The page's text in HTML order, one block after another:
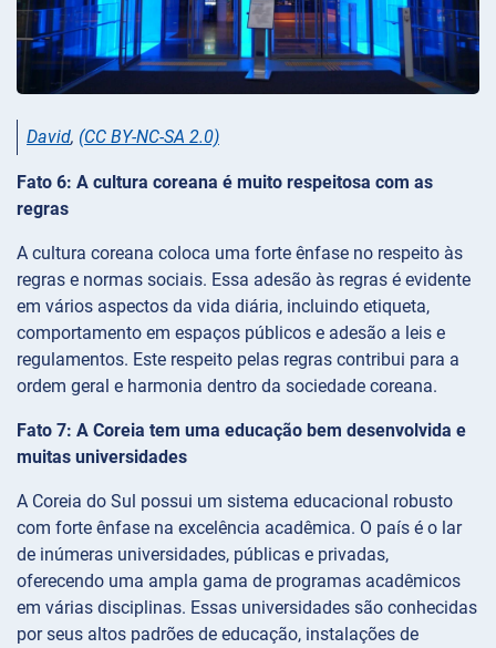
David, (CC BY-NC-SA 2.0)
Fato 6: A cultura coreana é muito respeitosa com as
regras
A cultura coreana coloca uma forte ênfase no respeito às
regras e normas sociais. Essa adesão às regras é evidente
em vários aspectos da vida diária, incluindo etiqueta,
comportamento em espaços públicos e adesão a leis e
regulamentos. Este respeito pelas regras contribui para a
ordem geral e harmonia dentro da sociedade coreana.
Fato 7: A Coreia tem uma educação bem desenvolvida e
muitas universidades
A Coreia do Sul possui um sistema educacional robusto
com forte ênfase na excelência acadêmica. O país é o lar
de inúmeras universidades, públicas e privadas,
oferecendo uma ampla gama de programas acadêmicos
em várias disciplinas. Essas universidades são conhecidas
por seus altos padrões de educação, instalações de